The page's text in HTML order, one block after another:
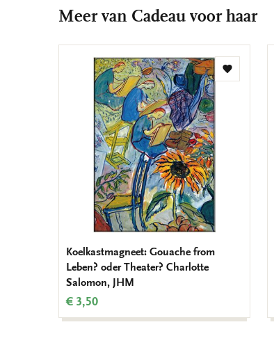
Meer van Cadeau voor haar
Toevoegen
Koelkastmagneet: Gouache from
Leben? oder Theater? Charlotte
Salomon, JHM
€ 3,50